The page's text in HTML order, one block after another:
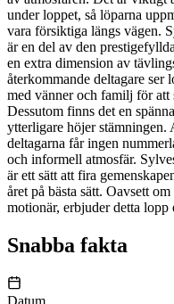
under loppet, så löparna
vara försiktiga längs vägen.
är en del av den
en extra dimension av
återkommande deltagare ser
med vänner och familj för att
Dessutom finns det en
ytterligare höjer stämningen.
deltagarna får ingen
och informell atmosfär.
är ett sätt att fira
året på bästa sätt. Oavsett
motionär, erbjuder detta
Snabba fakta
Datum